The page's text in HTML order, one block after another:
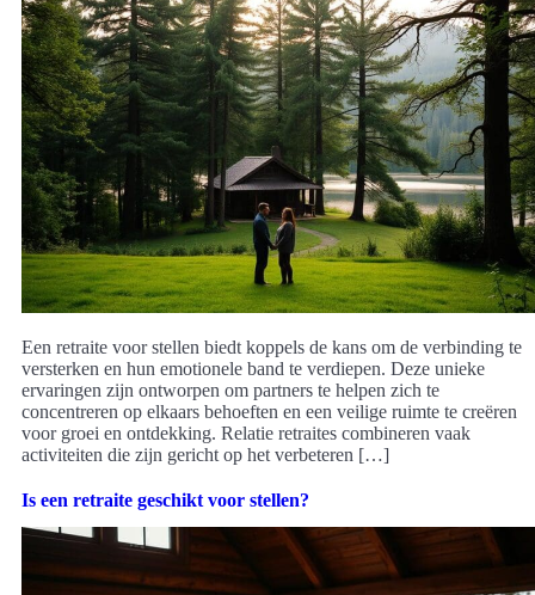
Een retraite voor stellen biedt koppels de kans om de verbinding te
versterken en hun emotionele band te verdiepen. Deze unieke
ervaringen zijn ontworpen om partners te helpen zich te
concentreren op elkaars behoeften en een veilige ruimte te creëren
voor groei en ontdekking. Relatie retraites combineren vaak
activiteiten die zijn gericht op het verbeteren […]
Is een retraite geschikt voor stellen?